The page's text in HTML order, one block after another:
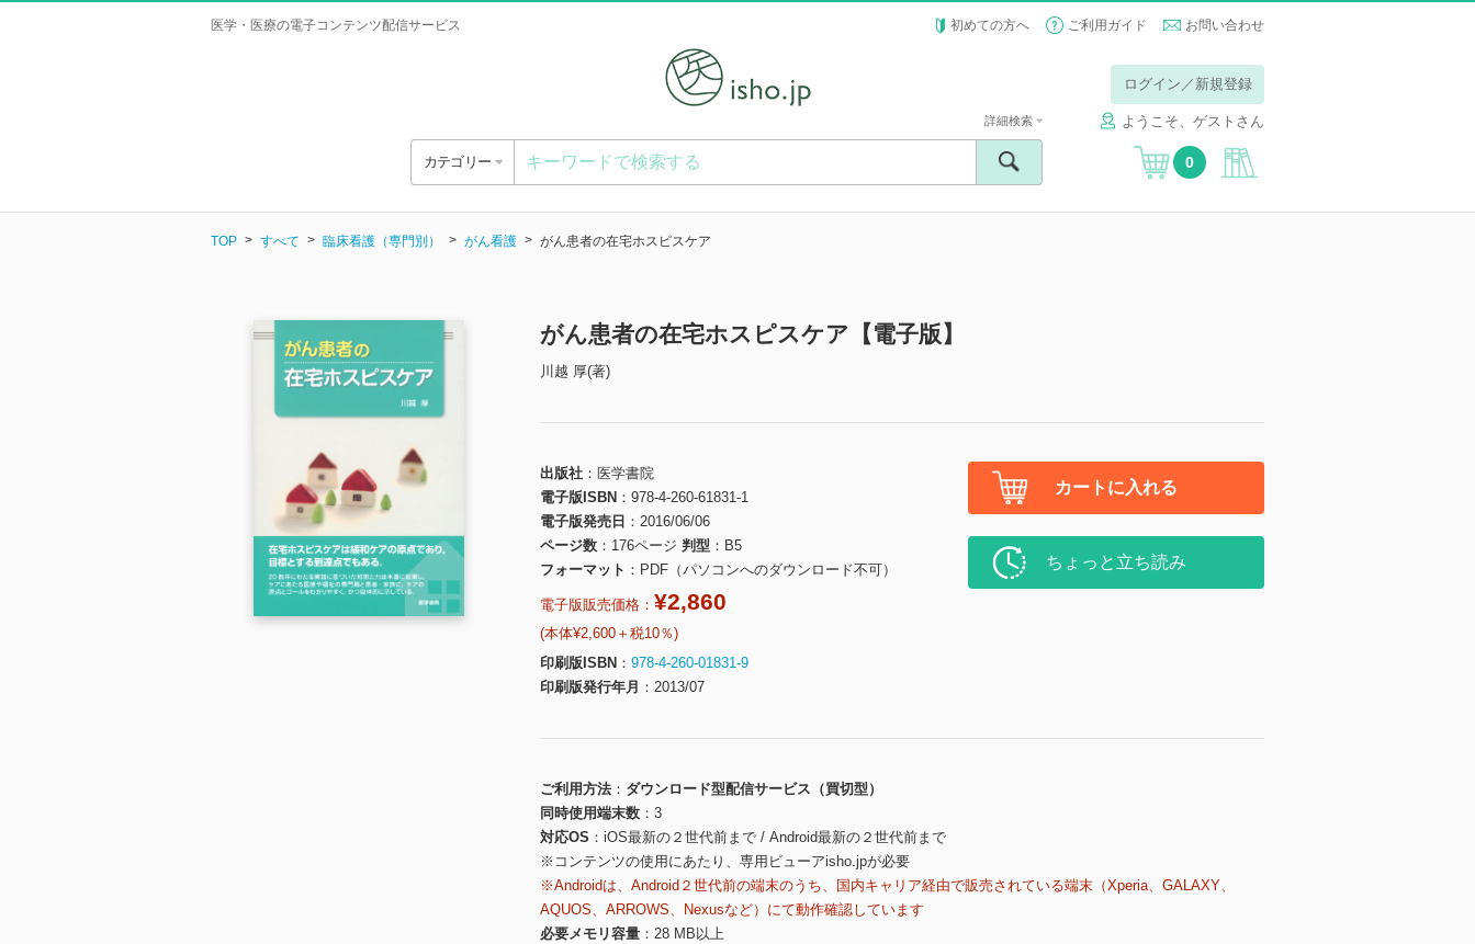
医学・医療の電子コンテンツ配信サービス 初めての方へ ご利用ガイド お問い合わせ
ログイン／新規登録
ようこそ、ゲストさん
カテゴリー
詳細検索
0
TOP すべて 臨床看護（専門別） がん看護 がん患者の在宅ホスピスケア
がん患者の在宅ホスピスケア【電子版】
川越 厚(著)
出版社
医学書院
電子版ISBN
978-4-260-61831-1
電子版発売日
2016/06/06
ページ数
176ページ 判型
B5
フォーマット
PDF（パソコンへのダウンロード不可）
電子版販売価格： ¥2,860
(本体¥2,600＋税10％)
印刷版ISBN
978-4-260-01831-9
印刷版発行年月
2013/07
カートに入れる
ちょっと立ち読み
ご利用方法
ダウンロード型配信サービス（買切型）
同時使用端末数
3
対応OS
iOS最新の２世代前まで / Android最新の２世代前まで
※コンテンツの使用にあたり、専用ビューアisho.jpが必要
※Androidは、Android２世代前の端末のうち、国内キャリア経由で販売されている端末（Xperia、GALAXY、
AQUOS、ARROWS、Nexusなど）にて動作確認しています
必要メモリ容量
28 MB以上